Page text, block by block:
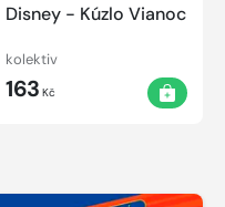
Disney - Kúzlo Vianoc
kolektiv
163 Kč